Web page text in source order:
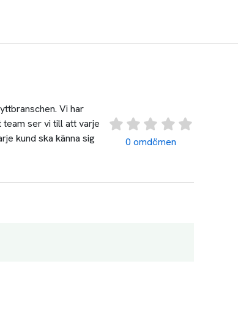
Vi har
ser vi till att varje
kund ska känna sig
0 omdömen